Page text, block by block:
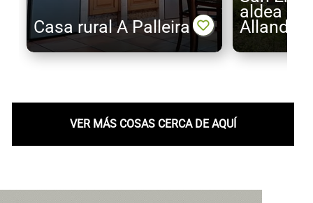
Casa rural A Palleira
aldea
Allande
VER MÁS COSAS CERCA DE AQUÍ